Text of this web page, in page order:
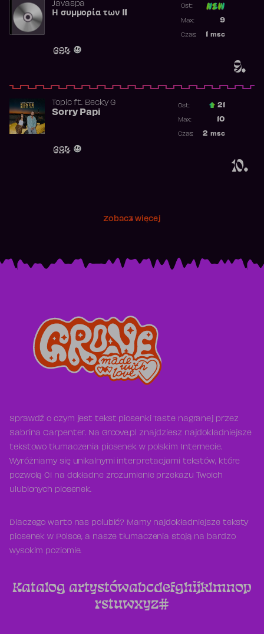
9.
Javaspa
Η συμμορία των 11
694
Ost:
9
Max:
msc
Czas:
10.
Topicft. Becky G
Sorry Papi
624
Ost.: 21
10
Max:
2 msc
Czas:
Zobacz więcej
Sprawdź o czym jest tekst piosenki Taste nagranej przez
Sabrina Carpenter. Na Groove.pl znajdziesz najdokładniejsze
tekstowo tłumaczenia piosenek w polskim Internecie.
Wyróżniamy się unikalnymi interpretacjami tekstów, które
pozwolą Ci na dokładne zrozumienie przekazu Twoich
ulubionych piosenek.
Dlaczego warto nas polubić? Mamy najdokładniejsze teksty
piosenek w Polsce, a nasze tłumaczenia stoją na bardzo
wysokim poziomie.
Katalog artystówabcdefghijklmnop
rstuwxyz#